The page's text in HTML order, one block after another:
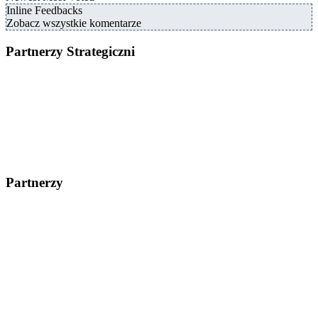
Inline Feedbacks
Zobacz wszystkie komentarze
Partnerzy Strategiczni
Partnerzy